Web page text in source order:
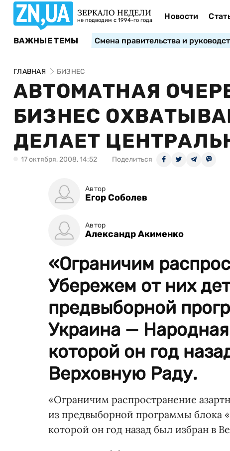
ЗЕРКАЛО НЕДЕЛИ
не подводим с 1994-го года Новости
ВАЖНЫЕ ТЕМЫ Смена правительства и
ГЛАВНАЯ БИЗНЕС
АВТОМАТНАЯ
БИЗНЕС
ДЕЛАЕТ
17 октября, 2008, 14:52 Поделиться
Автор
Егор Соболев
Автор
Александр Акименко
«Ограничим
Убережем от них
предвыборной
Украина —
которой он год
Верховную Раду.
«Ограничим распространение
из предвыборной программы блока
которой он год назад был избран в